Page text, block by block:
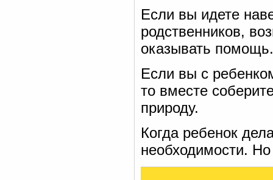
Если вы идете
родственников,
оказывать помощь.
Если вы с
то вместе
природу.
Когда ребенок
необходимости.